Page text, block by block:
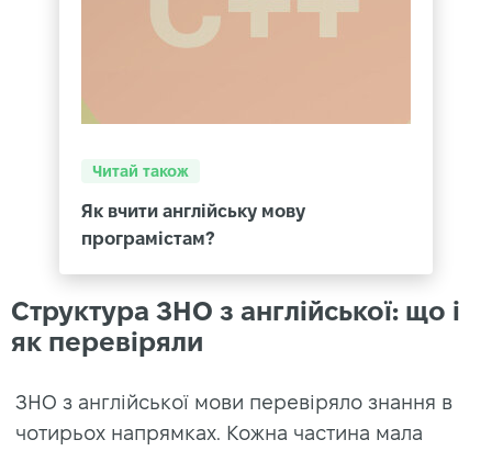
Читай також
Як вчити англійську мову
програмістам?
Структура ЗНО з англійської: що і
як перевіряли
ЗНО з англійської мови перевіряло знання в
чотирьох напрямках. Кожна частина мала